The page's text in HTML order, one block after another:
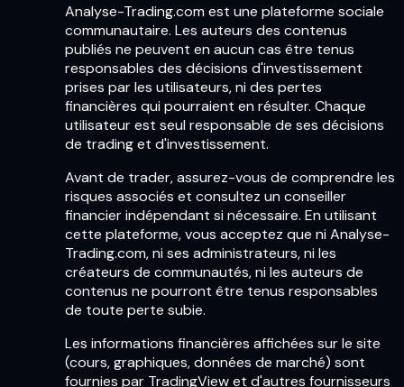
Analyse-Trading.com est une plateforme sociale
communautaire. Les auteurs des contenus
publiés ne peuvent en aucun cas être tenus
responsables des décisions d'investissement
prises par les utilisateurs, ni des pertes
financières qui pourraient en résulter. Chaque
utilisateur est seul responsable de ses décisions
de trading et d'investissement.
Avant de trader, assurez-vous de comprendre les
risques associés et consultez un conseiller
financier indépendant si nécessaire. En utilisant
cette plateforme, vous acceptez que ni Analyse-
Trading.com, ni ses administrateurs, ni les
créateurs de communautés, ni les auteurs de
contenus ne pourront être tenus responsables
de toute perte subie.
Les informations financières affichées sur le site
(cours, graphiques, données de marché) sont
fournies par TradingView et d'autres fournisseurs